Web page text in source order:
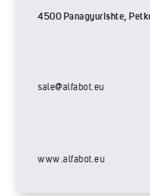
4500 Panagyurishte,
sale@alfabot.eu
www.alfabot.eu